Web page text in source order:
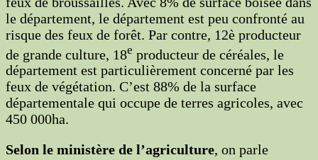
le département, le département est peu confronté au
risque des feux de forêt. Par contre, 12è producteur
de grande culture, 18e producteur de céréales, le
département est particulièrement concerné par les
feux de végétation. C’est 88% de la surface
départementale qui occupe de terres agricoles, avec
450 000ha.
Selon le ministère de l’agriculture, on parle